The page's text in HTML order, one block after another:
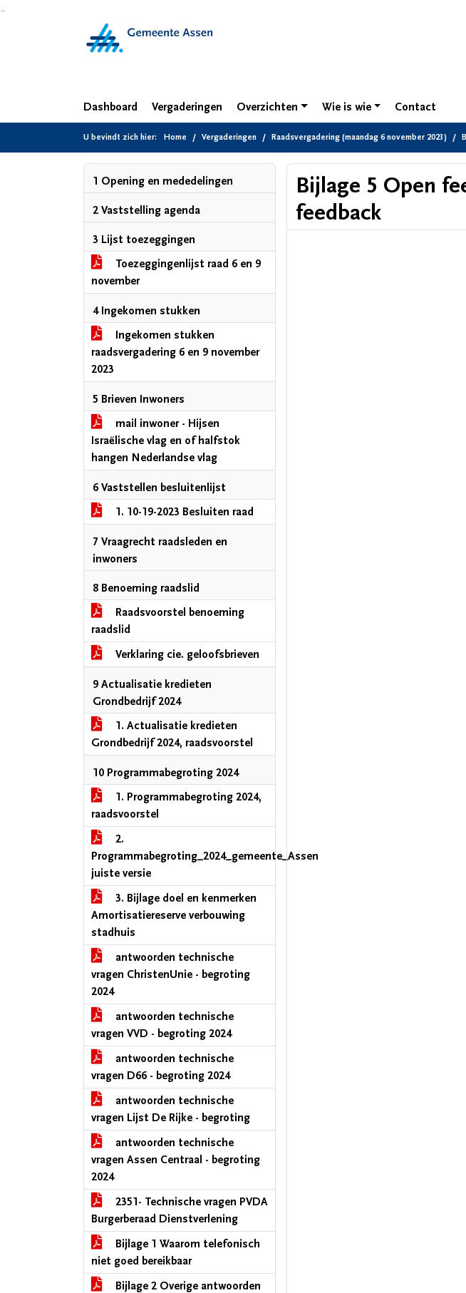
Dashboard Vergaderingen Overzichten Wie is wie Contact
U bevindt zich hier: Home Vergaderingen Raadsvergadering (maandag 6 november 2023)
1 Opening en mededelingen
2 Vaststelling agenda
3 Lijst toezeggingen
Toezeggingenlijst raad 6 en 9
november
4 Ingekomen stukken
Ingekomen stukken
raadsvergadering 6 en 9 november
2023
5 Brieven Inwoners
mail inwoner - Hijsen
Israëlische vlag en of halfstok
hangen Nederlandse vlag
6 Vaststellen besluitenlijst
1. 10-19-2023 Besluiten raad
7 Vraagrecht raadsleden en
inwoners
8 Benoeming raadslid
Raadsvoorstel benoeming
raadslid
Verklaring cie. geloofsbrieven
9 Actualisatie kredieten
Grondbedrijf 2024
1. Actualisatie kredieten
Grondbedrijf 2024, raadsvoorstel
10 Programmabegroting 2024
1. Programmabegroting 2024,
raadsvoorstel
2.
Programmabegroting_2024_gemeente_Assen
juiste versie
3. Bijlage doel en kenmerken
Amortisatiereserve verbouwing
stadhuis
antwoorden technische
vragen ChristenUnie - begroting
2024
antwoorden technische
vragen VVD - begroting 2024
antwoorden technische
vragen D66 - begroting 2024
antwoorden technische
vragen Lijst De Rijke - begroting
antwoorden technische
vragen Assen Centraal - begroting
2024
2351- Technische vragen PVDA
Burgerberaad Dienstverlening
Bijlage 1 Waarom telefonisch
niet goed bereikbaar
Bijlage 2 Overige antwoorden
Bijlage 5 Open
feedback